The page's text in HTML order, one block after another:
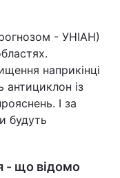
- УНІАН)
наприкінці
із
І за
будуть
- що відомо